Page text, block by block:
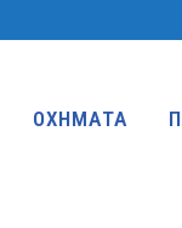
ΟΧΗΜΑΤΑ